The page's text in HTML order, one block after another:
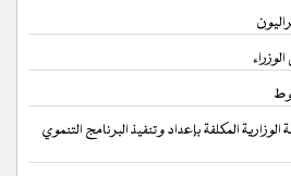
المكلفة بإعداد وتنفيذ البرنامج التنموي